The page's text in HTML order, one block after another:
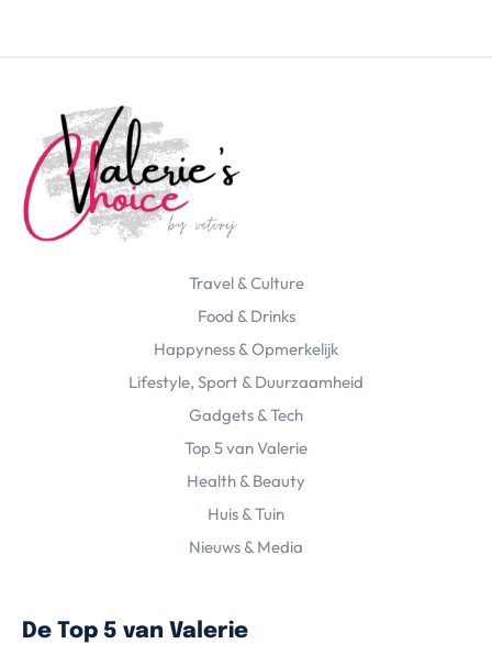
Travel & Culture
Food & Drinks
Happyness & Opmerkelijk
Lifestyle, Sport & Duurzaamheid
Gadgets & Tech
Top 5 van Valerie
Health & Beauty
Huis & Tuin
Nieuws & Media
De Top 5 van Valerie